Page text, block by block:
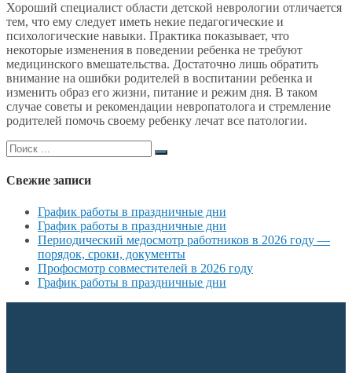
Хороший специалист области детской неврологии отличается
тем, что ему следует иметь некие педагогические и
психологические навыки. Практика показывает, что
некоторые изменения в поведении ребенка не требуют
медицинского вмешательства. Достаточно лишь обратить
внимание на ошибки родителей в воспитании ребенка и
изменить образ его жизни, питание и режим дня. В таком
случае советы и рекомендации невропатолога и стремление
родителей помочь своему ребенку лечат все патологии.
Поиск
для:
Свежие записи
График работы в праздничные дни
График работы в праздничные дни
Периодический медосмотр работников в 2026 году —
порядок, сроки, документы
Профосмотр совместителей в 2026 году
График работы в праздничные дни